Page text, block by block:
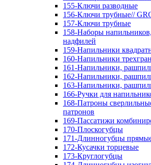
155-Ключи разводные
156-Ключи трубные//
157-Ключи трубные
158-Наборы
надфилей
159-Напильники
160-Напильники
161-Напильники,
162-Напильники,
163-Напильники,
166-Ручки для
168-Патроны
патронов
169-Пассатижи
170-Плоскогубцы
171-Длинногубцы
172-Кусачки торцевые
173-Круглогубцы